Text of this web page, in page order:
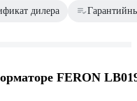
дилера
FERON